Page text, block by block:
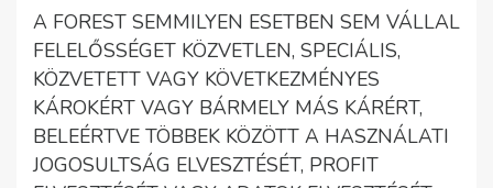
A FOREST SEMMILYEN ESETBEN SEM VÁLLAL
FELELŐSSÉGET KÖZVETLEN, SPECIÁLIS,
KÖZVETETT VAGY KÖVETKEZMÉNYES
KÁROKÉRT VAGY BÁRMELY MÁS KÁRÉRT,
BELEÉRTVE TÖBBEK KÖZÖTT A HASZNÁLATI
JOGOSULTSÁG ELVESZTÉSÉT, PROFIT